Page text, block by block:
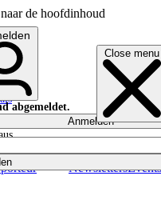
de hoofdinhoud
Close menu
NewslettersEvents
abgemeldet.
Anmelden